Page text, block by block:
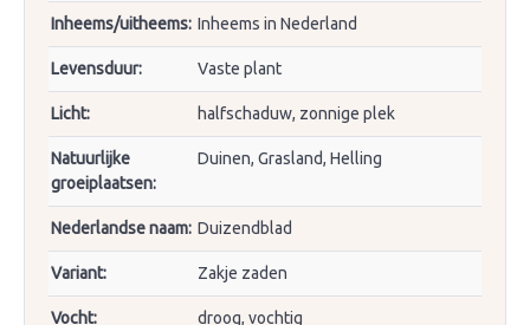
Inheems/uitheems: Inheems in Nederland
Levensduur: Vaste plant
Licht: halfschaduw, zonnige plek
Natuurlijke
groeiplaatsen:
Duinen, Grasland, Helling
Nederlandse naam: Duizendblad
Variant: Zakje zaden
Vocht: droog, vochtig